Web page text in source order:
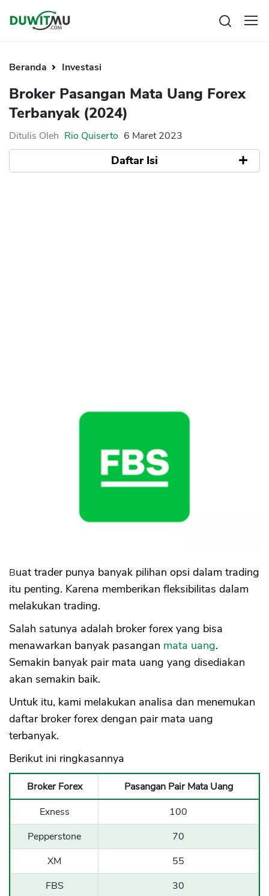
Saham
Bitcoin
Investasi
Pengeluaran
Asuransi
Rencana Keuangan
Mengelola keuangan
Kartu Kredit
KPR
KTA
Pinjaman Online
Pinjaman
Asuransi Jiwa
Beranda Investasi
Broker Pasangan Mata Uang Forex
Terbanyak (2024)
Ditulis Oleh Rio Quiserto 6 Maret 2023
Daftar Isi
Buat trader punya banyak pilihan opsi dalam trading
itu penting. Karena memberikan fleksibilitas dalam
melakukan trading.
Salah satunya adalah broker forex yang bisa
menawarkan banyak pasangan mata uang.
Semakin banyak pair mata uang yang disediakan
akan semakin baik.
Untuk itu, kami melakukan analisa dan menemukan
daftar broker forex dengan pair mata uang
terbanyak.
Berikut ini ringkasannya
Broker Forex
Pasangan Pair Mata Uang
Exness
100
Pepperstone
70
XM
55
FBS
30